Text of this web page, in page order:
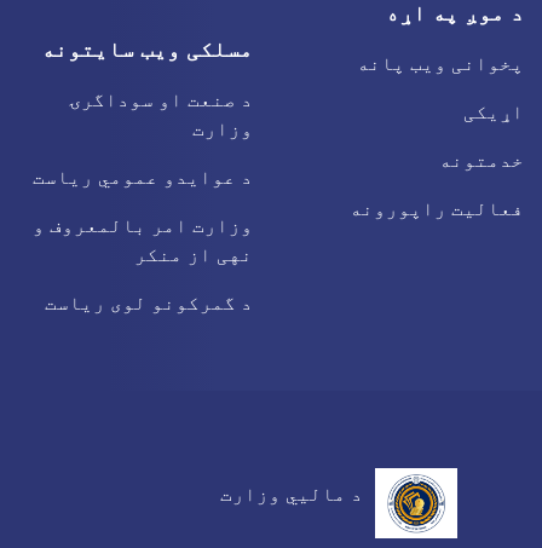
د موږ په اړه
پخوانی ویب پانه
اړیکی
خدمتونه
فعالیت راپورونه
مسلکی ویب سایتونه
د صنعت او سوداگرۍ
وزارت
د عوایدو عمومي ریاست
وزارت امر بالمعروف و
نهی از منکر
د گمرکونو لوی ریاست
د مالیي وزارت